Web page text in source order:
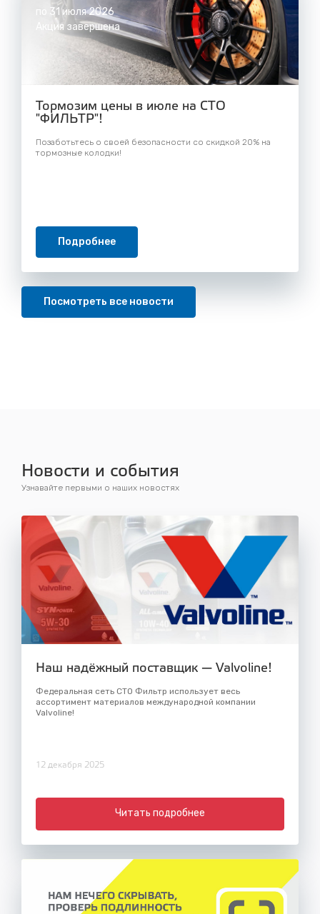
по 31 июля 2026
Акция завершена
Тормозим цены в июле на СТО
"ФИЛЬТР"!
Позаботьтесь о своей безопасности со скидкой 20% на
тормозные колодки!
Подробнее
Посмотреть все новости
Новости и события
Узнавайте первыми о наших новостях
Наш надёжный поставщик — Valvoline!
Федеральная сеть СТО Фильтр использует весь
ассортимент материалов международной компании
Valvoline!
12 декабря 2025
Читать подробнее